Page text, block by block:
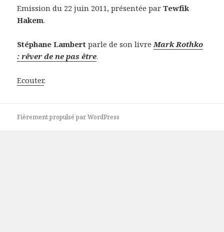
Emission du 22 juin 2011, présentée parTewfik
Hakem.
Stéphane Lambert parle de son livre Mark Rothko
: rêver de ne pas être.
Ecouter.
Fièrement propulsé par WordPress